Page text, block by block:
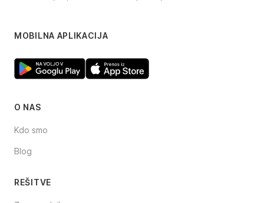
MOBILNA APLIKACIJA
O NAS
Kdo smo
Blog
REŠITVE